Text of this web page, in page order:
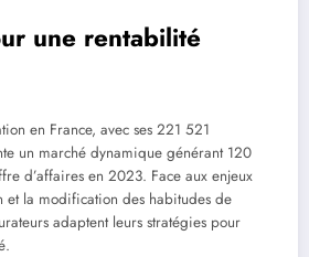
une rentabilité
en France, avec ses 221 521
un marché dynamique générant 120
d’affaires en 2023. Face aux enjeux
et la modification des habitudes de
adaptent leurs stratégies pour